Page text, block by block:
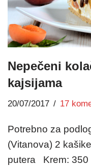
Nepečeni
kajsijama
20/07/2017 17
Potrebno za
(Vitanova) 2
putera Krem: 350